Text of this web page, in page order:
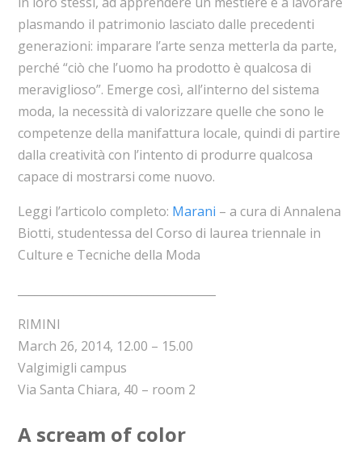
plasmando il patrimonio lasciato dalle precedenti
generazioni: imparare l’arte senza metterla da parte,
perché “ciò che l’uomo ha prodotto è qualcosa di
meraviglioso”. Emerge così, all’interno del sistema
moda, la necessità di valorizzare quelle che sono le
competenze della manifattura locale, quindi di partire
dalla creatività con l’intento di produrre qualcosa
capace di mostrarsi come nuovo.
Leggi l’articolo completo: Marani – a cura di Annalena
Biotti, studentessa del Corso di laurea triennale in
Culture e Tecniche della Moda
RIMINI
March 26, 2014, 12.00 – 15.00
Valgimigli campus
Via Santa Chiara, 40 – room 2
A scream of color